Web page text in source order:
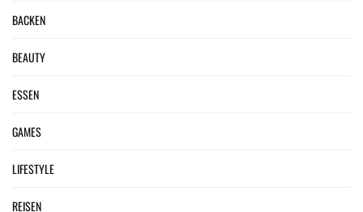
BACKEN
BEAUTY
ESSEN
GAMES
LIFESTYLE
REISEN